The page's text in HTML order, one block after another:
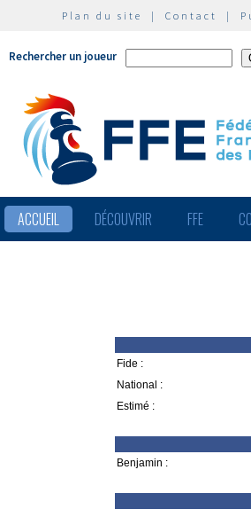
Plan du site | Contact |
Rechercher un joueur
ACCUEIL DÉCOUVRIR FFE
Fide :
National :
Estimé :
Benjamin :